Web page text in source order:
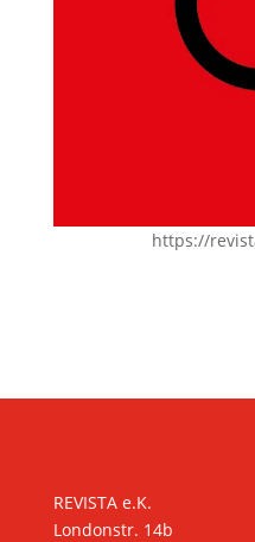
https://
REVISTA e.K.
Londonstr. 14b